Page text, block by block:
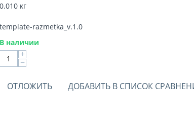
0.010 кг
template-razmetka_v.1.0
В наличии
+
−
ОТЛОЖИТЬ ДОБАВИТЬ В СПИСОК